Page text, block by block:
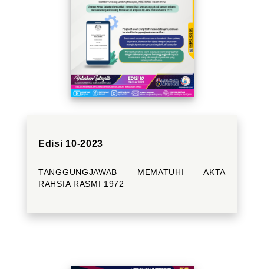
Edisi 10-2023
TANGGUNGJAWAB MEMATUHI AKTA
RAHSIA RASMI 1972